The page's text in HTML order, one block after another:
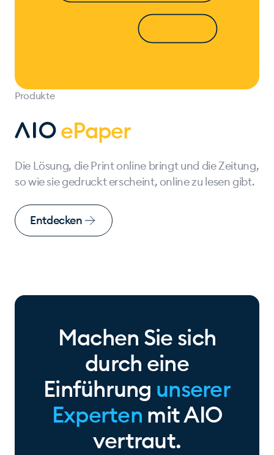
Produkte
ePaper
Die Lösung, die Print online bringt und die Zeitung,
so wie sie gedruckt erscheint, online zu lesen gibt.
Entdecken
Machen Sie sich
durch eine
Einführung unserer
Experten mit AIO
vertraut.